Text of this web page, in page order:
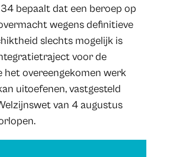
bepaalt dat een beroep op
wegens definitieve
slechts mogelijk is
voor de
het overeengekomen werk
uitoefenen, vastgesteld
van 4 augustus